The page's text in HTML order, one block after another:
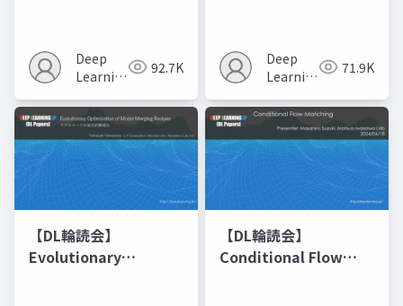
Deep
Learning
92.7K
Deep
Learning
71.9K
【DL輪読会】
Evolutionary
【DL輪読会】
Conditional Flow